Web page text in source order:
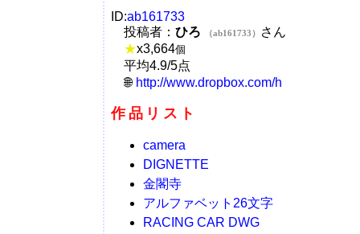
ID:ab161733
投稿者： ひろ （ab161733）
さん
★x3,664個
平均4.9/5点
http://www.dropbox.com/h
作品リスト
camera
DIGNETTE
金閣寺
アルファベット26文字
RACING CAR DWG